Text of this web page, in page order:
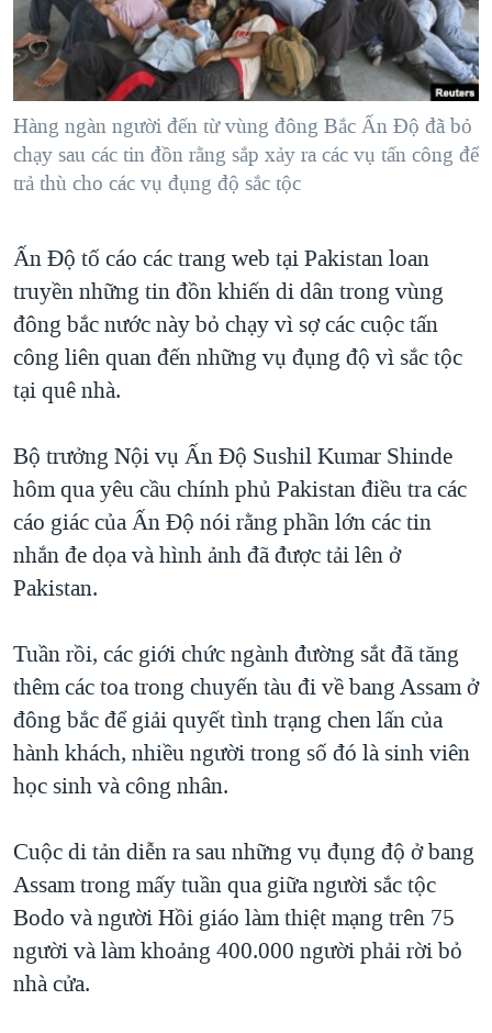
"Tìm"NGƯỜI VIỆT HẢI NGOẠI
ĐỜI SỐNG
KINH TẾ
KHOA HỌC
SỨC KHOẺ
THỂ THAO
GIÁO DỤC
TẠI
HÀNH TRÌNH BẦU CỬ 2024
MỘT NĂM CHIẾN TRANH TẠI DẢI GAZA
GIẢI MÃ VÀNH ĐAI & CON ĐƯỜNG
NGÀY TỊ NẠN THẾ GIỚI
CHI PHÍ CHIẾN TRANH AFGHANISTAN
CÁC GIÁ TRỊ CỘNG HÒA Ở VIỆT NAM
THƯỢNG ĐỈNH TRUMP-KIM TẠI VIỆT NAM
TRỊNH VĨNH BÌNH VS. CHÍNH PHỦ VIỆT NAM
NGƯ DÂN VIỆT VÀ LÀN SÓNG TRỘM HẢI SÂM
BÊN KIA QUỐC LỘ: TIẾNG VỌNG TỪ NÔNG THÔN MỸ
QUAN HỆ VIỆT MỸ
VIDEO
NGHE
MẠNG XÃ HỘI
Hàng ngàn người đến từ vùng đông Bắc Ấn Ðộ đã bỏ
chạy sau các tin đồn rằng sắp xảy ra các vụ tấn công để
trả thù cho các vụ đụng độ sắc tộc
Ấn Ðộ tố cáo các trang web tại Pakistan loan
truyền những tin đồn khiến di dân trong vùng
đông bắc nước này bỏ chạy vì sợ các cuộc tấn
công liên quan đến những vụ đụng độ vì sắc tộc
tại quê nhà.
Bộ trưởng Nội vụ Ấn Ðộ Sushil Kumar Shinde
hôm qua yêu cầu chính phủ Pakistan điều tra các
cáo giác của Ấn Ðộ nói rằng phần lớn các tin
nhắn đe dọa và hình ảnh đã được tải lên ở
Pakistan.
Tuần rồi, các giới chức ngành đường sắt đã tăng
thêm các toa trong chuyến tàu đi về bang Assam ở
đông bắc để giải quyết tình trạng chen lấn của
hành khách, nhiều người trong số đó là sinh viên
học sinh và công nhân.
Cuộc di tản diễn ra sau những vụ đụng độ ở bang
Assam trong mấy tuần qua giữa người sắc tộc
Bodo và người Hồi giáo làm thiệt mạng trên 75
người và làm khoảng 400.000 người phải rời bỏ
nhà cửa.